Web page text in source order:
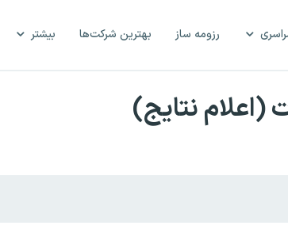
رزومه ساز بهترین شرکت‌ها بیشتر
(اعلام نتایج)